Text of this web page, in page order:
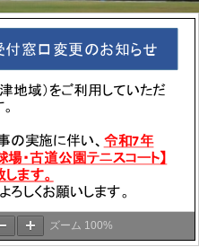
ズーム 100%